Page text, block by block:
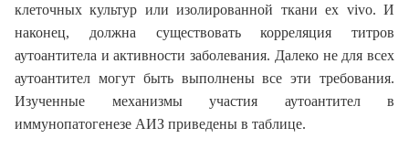
клеточных культур или изолированной ткани ex vivo. И
наконец, должна существовать корреляция титров
аутоантитела и активности заболевания. Далеко не для всех
аутоантител могут быть выполнены все эти требования.
Изученные механизмы участия аутоантител в
иммунопатогенезе АИЗ приведены в таблице.